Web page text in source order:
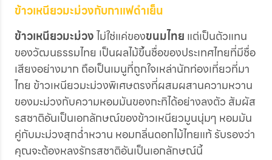
ข้าวเหนียวมะม่วงกับกาแฟดำเย็น
ข้าวเหนียวมะม่วงไม่ใช่แค่ของขนมไทย แต่เป็นตัวแทน
ของวัฒนธรรมไทย เป็นผลไม้ขึ้นชื่อของประเทศไทยที่มีชื่อ
เสียงอย่างมาก ถือเป็นเมนูที่ถูกใจเหล่านักท่องเที่ยวที่มา
ไทย ข้าวเหนียวมะม่วงพิเศษตรงที่ผสมผสานความหวาน
ของมะม่วงกับความหอมมันของกะทิได้อย่างลงตัว สัมผัส
รสชาติอันเป็นเอกลักษณ์ของข้าวเหนียวมูนนุ่มๆ หอมมัน
คู่กับมะม่วงสุกฉ่ำหวาน หอมกลิ่นดอกไม้ไทยแท้ รับรองว่า
คุณจะต้องหลงรักรสชาติอันเป็นเอกลักษณ์นี้